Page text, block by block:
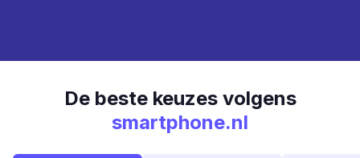
De beste keuzes volgens
smartphone.nl